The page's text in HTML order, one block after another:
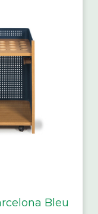
Bleu